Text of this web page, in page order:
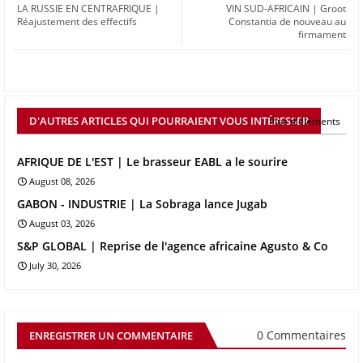
VIN SUD-AFRICAIN | Groot
Constantia de nouveau au
firmament
LA RUSSIE EN CENTRAFRIQUE |
Réajustement des effectifs
D'AUTRES ARTICLES QUI POURRAIENT VOUS INTÉRESSER
Plus d'éléments
AFRIQUE DE L'EST | Le brasseur EABL a le sourire
August 08, 2026
GABON - INDUSTRIE | La Sobraga lance Jugab
August 03, 2026
S&P GLOBAL | Reprise de l'agence africaine Agusto & Co
July 30, 2026
ENREGISTRER UN COMMENTAIRE 0 Commentaires